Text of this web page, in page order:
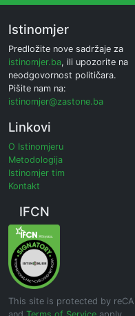
Istinomjer
Predložite nove sadržaje za
istinomjer.ba, ili upozorite na
neodgovornost političara.
Pišite nam na:
istinomjer@zastone.ba
Linkovi
O Istinomjeru
Metodologija
Istinomjer tim
Kontakt
IFCN
This site is protected by